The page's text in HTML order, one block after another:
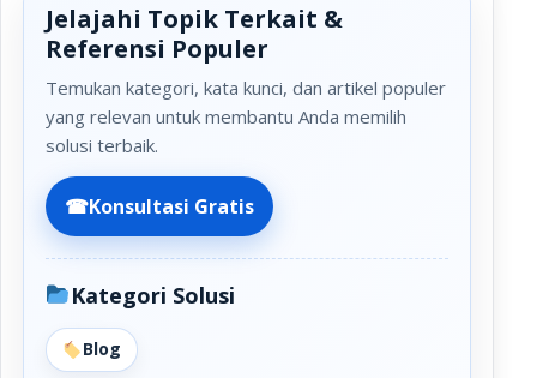
Jelajahi Topik Terkait &
Referensi Populer
Temukan kategori, kata kunci, dan artikel populer
yang relevan untuk membantu Anda memilih
solusi terbaik.
☎Konsultasi Gratis
Kategori Solusi
Blog